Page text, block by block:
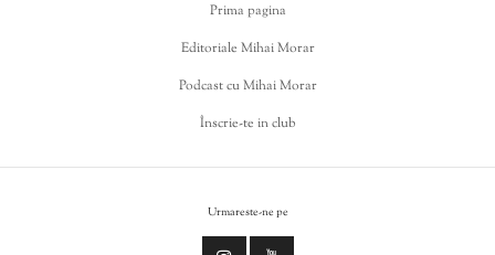
Prima pagina
Editoriale Mihai Morar
Podcast cu Mihai Morar
Înscrie-te in club
Urmareste-ne pe